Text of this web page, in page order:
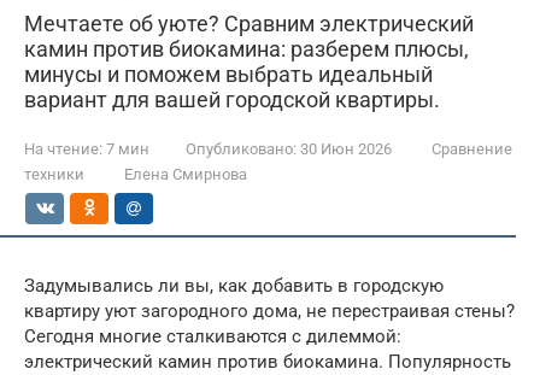
Мечтаете об уюте? Сравним электрический
камин против биокамина: разберем плюсы,
минусы и поможем выбрать идеальный
вариант для вашей городской квартиры.
На чтение: 7 мин Опубликовано: 30 Июн 2026
Сравнение
техники
Елена Смирнова
Задумывались ли вы, как добавить в городскую
квартиру уют загородного дома, не перестраивая стены?
Сегодня многие сталкиваются с дилеммой:
электрический камин против биокамина. Популярность